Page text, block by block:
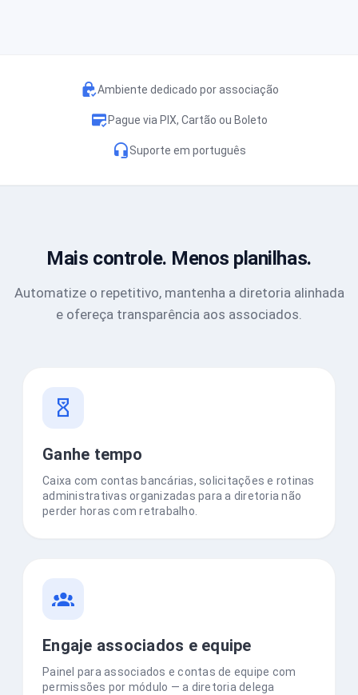
Ambiente dedicado por associação
Pague via PIX, Cartão ou Boleto
Suporte em português
Mais controle. Menos planilhas.
Automatize o repetitivo, mantenha a diretoria alinhada
e ofereça transparência aos associados.
Ganhe tempo
Caixa com contas bancárias, solicitações e rotinas
administrativas organizadas para a diretoria não
perder horas com retrabalho.
Engaje associados e equipe
Painel para associados e contas de equipe com
permissões por módulo — a diretoria delega